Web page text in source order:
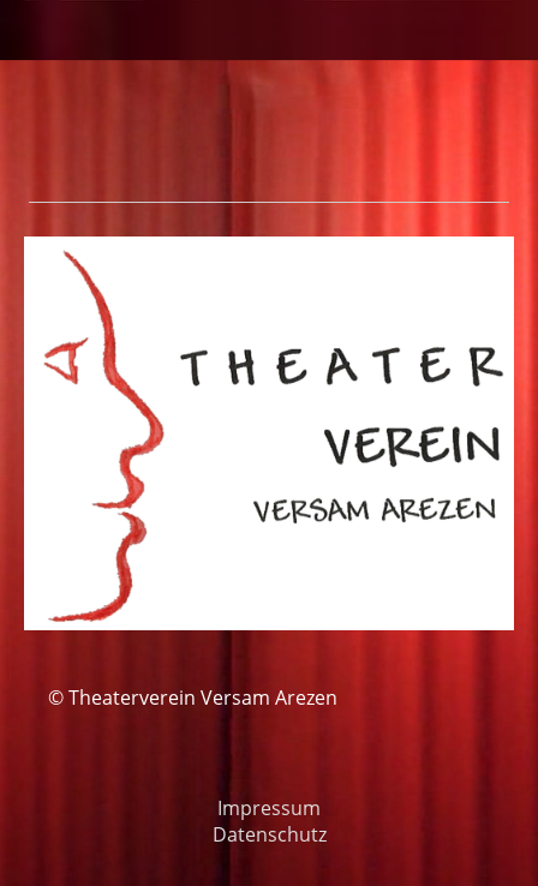
© Theaterverein Versam Arezen
Impressum
Datenschutz